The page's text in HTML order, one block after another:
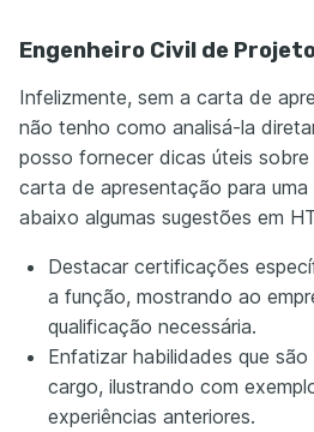
Engenheiro Civil de
Infelizmente, sem a carta de
não tenho como analisá-la
posso fornecer dicas úteis
carta de apresentação para
abaixo algumas sugestões em
Destacar certificações
a função, mostrando ao
qualificação necessária.
Enfatizar habilidades que
cargo, ilustrando com
experiências anteriores.